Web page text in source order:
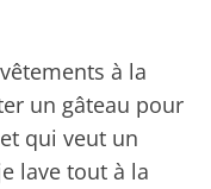
à la
un gâteau pour
qui veut un
lave tout à la